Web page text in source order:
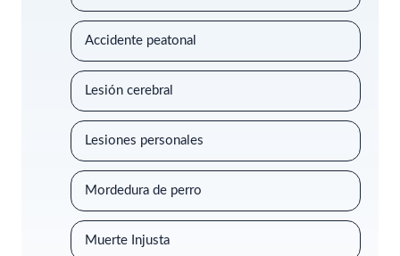
Accidente peatonal
Lesión cerebral
Lesiones personales
Mordedura de perro
Muerte Injusta